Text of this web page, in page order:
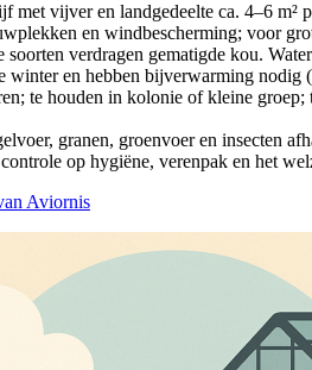
met vijver en landgedeelte ca. 4–6 m²
en windbescherming; voor
soorten verdragen gematigde kou.
winter en hebben bijverwarming nodig
te houden in kolonie of kleine
granen, groenvoer en insecten
op hygiëne, verenpak en het
Aviornis